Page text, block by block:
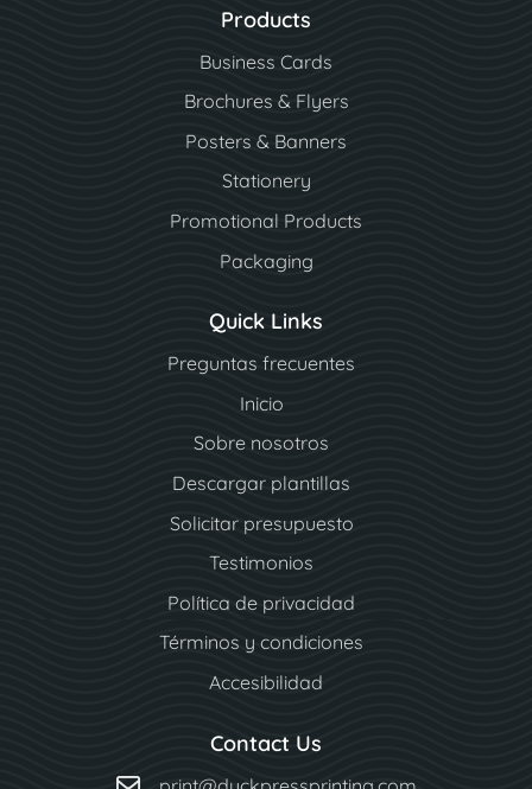
Products
Business Cards
Brochures & Flyers
Posters & Banners
Stationery
Promotional Products
Packaging
Quick Links
Preguntas frecuentes
Inicio
Sobre nosotros
Descargar plantillas
Solicitar presupuesto
Testimonios
Política de privacidad
Términos y condiciones
Accesibilidad
Contact Us